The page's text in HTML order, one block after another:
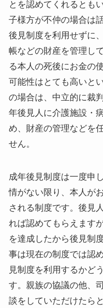
とを認めてくれるとも
子様方が不仲の場合は
後見制度を利用せずに
帳などの財産を管理し
る本人の死後にお金の
可能性はとても高いと
の場合は、中立的に裁
年後見人に介護施設・
め、財産の管理などを
せん。
成年後見制度は一度申
情がない限り、本人が
される制度です。後見
れば認めてもらえます
を達成したから後見制
事は現在の制度では認
見制度を利用するかど
す。親族の協議の他、
談をしていただけたら